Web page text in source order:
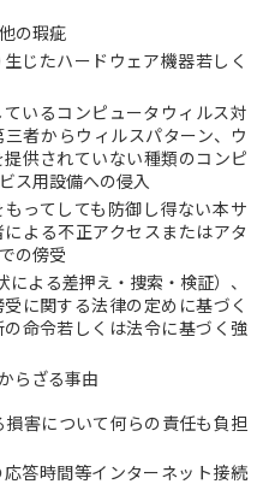
の瑕疵
じたハードウェア機器若しく
いるコンピュータウィルス対
者からウィルスパターン、ウ
供されていない種類のコンピ
ス用設備への侵入
ってしても防御し得ない本サ
よる不正アクセスまたはアタ
の傍受
よる差押え・捜索・検証）、
に関する法律の定めに基づく
命令若しくは法令に基づく強
らざる事由
害について何らの責任も負担
答時間等インターネット接続